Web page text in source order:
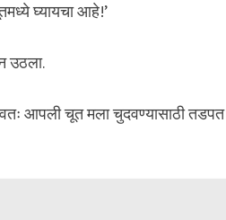
घ्यायचा आहे!’
उठला.
आपली चूत मला चुदवण्यासाठी तडपत